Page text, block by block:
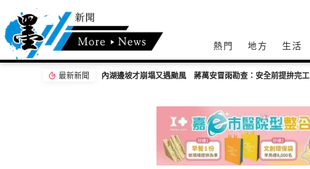
熱門 地方 生活
最新新聞 內湖邊坡才崩塌又遇颱風 蔣萬安冒雨勘查：安全前提拚完工